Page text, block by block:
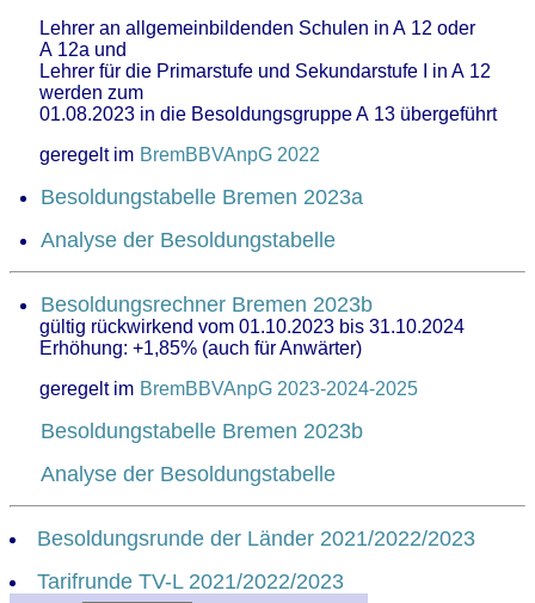
Lehrer an allgemeinbildenden Schulen in A 12 oder
A 12a und
Lehrer für die Primarstufe und Sekundarstufe I in A 12
werden zum
01.08.2023 in die Besoldungsgruppe A 13 übergeführt
geregelt im BremBBVAnpG 2022
Besoldungstabelle Bremen 2023a
Analyse der Besoldungstabelle
Besoldungsrechner Bremen 2023b
gültig rückwirkend vom 01.10.2023 bis 31.10.2024
Erhöhung: +1,85% (auch für Anwärter)
geregelt im BremBBVAnpG 2023-2024-2025
Besoldungstabelle Bremen 2023b
Analyse der Besoldungstabelle
Besoldungsrunde der Länder 2021/2022/2023
Tarifrunde TV-L 2021/2022/2023